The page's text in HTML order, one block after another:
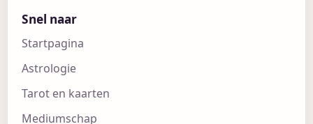
Snel naar
Startpagina
Astrologie
Tarot en kaarten
Mediumschap